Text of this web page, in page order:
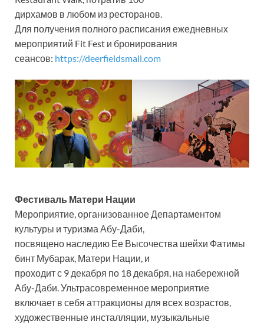
дирхамов в любом из ресторанов.
Для получения полного расписания ежедневных
мероприятий Fit Fest и бронирования
сеансов: https://deerfieldsmall.com
Фестиваль Матери Нации
Мероприятие, организованное Департаментом
культуры и туризма Абу-Даби,
посвящено наследию Ее Высочества шейхи Фатимы
бинт Мубарак, Матери Нации, и
проходит с 9 декабря по 18 декабря, на набережной
Абу-Даби. Ультрасовременное мероприятие
включает в себя аттракционы для всех возрастов,
художественные инсталляции, музыкальные